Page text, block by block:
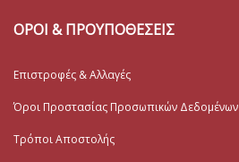
ΟΡΟΙ & ΠΡΟΥΠΟΘΕΣΕΙΣ
Επιστροφές & Αλλαγές
Όροι Προστασίας Προσωπικών Δεδομένων
Τρόποι Αποστολής